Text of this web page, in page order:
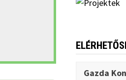
Gazda